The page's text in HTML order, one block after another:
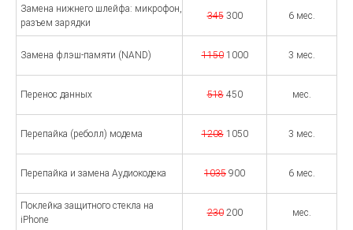
Замена нижнего шлейфа: микрофон,
разъем зарядки
345300 6 мес.
Замена флэш-памяти (NAND) 11501000 3 мес.
Перенос данных 518450 мес.
Перепайка (реболл) модема 12081050 3 мес.
Перепайка и замена Аудиокодека 1035 900 6 мес.
Поклейка защитного стекла на
iPhone
230200 мес.